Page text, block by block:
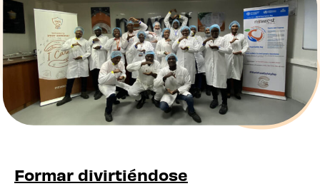
Formar divirtiéndose